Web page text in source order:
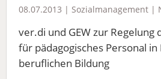
08.07.2013 | Sozialmanagement |
ver.di und GEW zur Regelung
für pädagogisches Personal
beruflichen Bildung